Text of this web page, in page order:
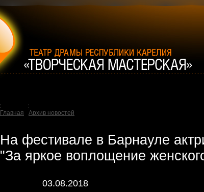
Главная Архив новостей
На фестивале в Барнауле
"За яркое воплощение
03.08.2018